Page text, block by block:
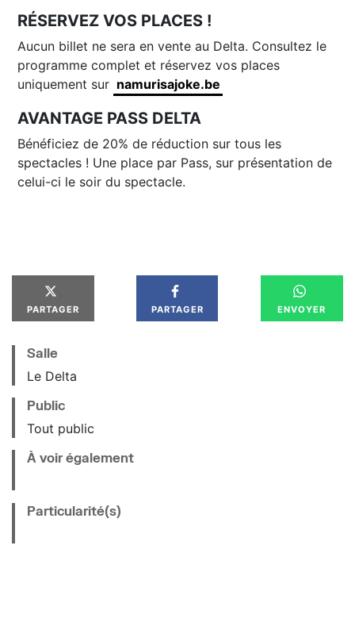
RÉSERVEZ VOS PLACES !
Aucun billet ne sera en vente au Delta. Consultez le
programme complet et réservez vos places
uniquement sur namurisajoke.be
AVANTAGE PASS DELTA
Bénéficiez de 20% de réduction sur tous les
spectacles ! Une place par Pass, sur présentation de
celui-ci le soir du spectacle.
PARTAGER PARTAGER ENVOYER
Salle
Le Delta
Public
Tout public
À voir également
Particularité(s)